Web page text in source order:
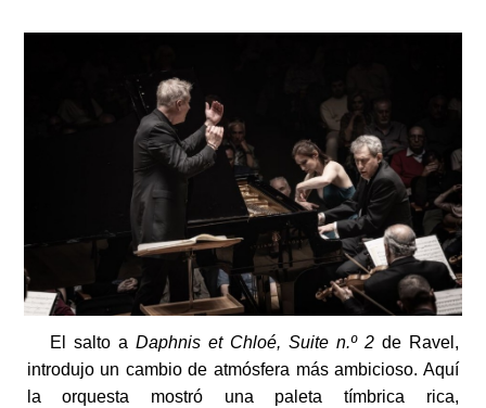
El salto a Daphnis et Chloé, Suite n.º 2de Ravel,
introdujo un cambio de atmósfera más ambicioso. Aquí
la orquesta mostró una paleta tímbrica rica,